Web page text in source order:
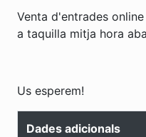
Venta d'entrades
a taquilla mitja hora
Us esperem!
Dades adicionals